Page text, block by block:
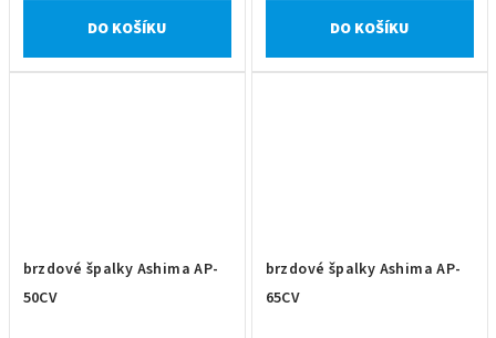
DO KOŠÍKU DO KOŠÍKU
brzdové špalky Ashima AP-
50CV
brzdové špalky Ashima AP-
65CV